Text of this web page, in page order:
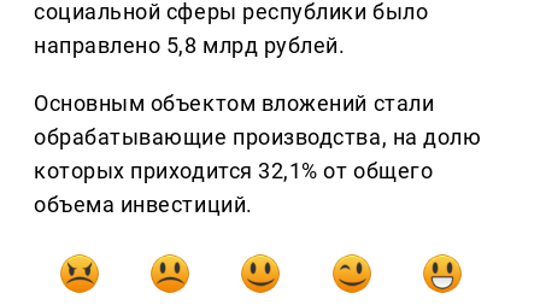
социальной сферы республики было
направлено 5,8 млрд рублей.
Основным объектом вложений стали
обрабатывающие производства, на долю
которых приходится 32,1% от общего
объема инвестиций.